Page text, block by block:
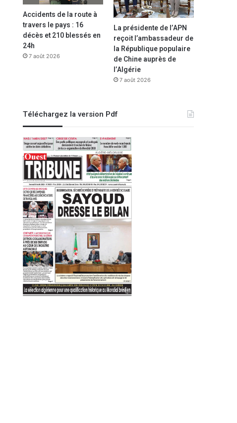
Accidents de la route à
travers le pays : 16
décès et 210 blessés en
24h
7 août 2026
La présidente de l’APN
reçoit l’ambassadeur de
la République populaire
de Chine auprès de
l’Algérie
7 août 2026
Téléchargez la version Pdf